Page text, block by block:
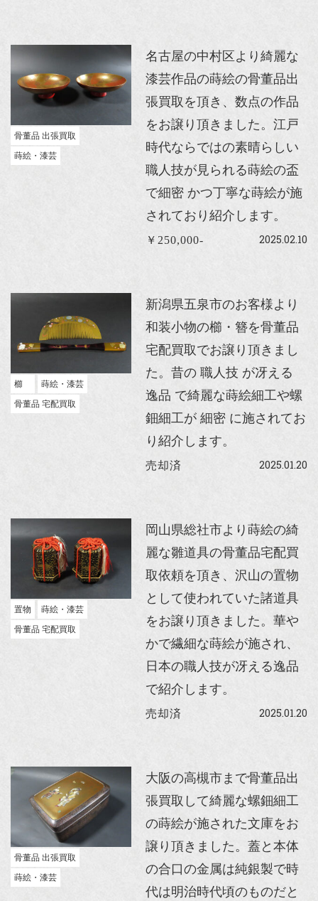
骨董品 出張買取
蒔絵・漆芸
名古屋の中村区より綺麗な
漆芸作品の蒔絵の骨董品出
張買取を頂き、数点の作品
をお譲り頂きました。江戸
時代ならではの素晴らしい
職人技が見られる蒔絵の盃
で細密 かつ丁寧な蒔絵が施
されており紹介します。
￥250,000- 2025.02.10
櫛
蒔絵・漆芸
骨董品 宅配買取
新潟県五泉市のお客様より
和装小物の櫛・簪を骨董品
宅配買取でお譲り頂きまし
た。昔の 職人技 が冴える
逸品 で綺麗な蒔絵細工や螺
鈿細工が 細密 に施されてお
り紹介します。
売却済 2025.01.20
置物
蒔絵・漆芸
骨董品 宅配買取
岡山県総社市より蒔絵の綺
麗な雛道具の骨董品宅配買
取依頼を頂き、沢山の置物
として使われていた諸道具
をお譲り頂きました。華や
かで繊細な蒔絵が施され、
日本の職人技が冴える逸品
で紹介します。
売却済 2025.01.20
骨董品 出張買取
蒔絵・漆芸
大阪の高槻市まで骨董品出
張買取して綺麗な螺鈿細工
の蒔絵が施された文庫をお
譲り頂きました。蓋と本体
の合口の金属は純銀製で時
代は明治時代頃のものだと